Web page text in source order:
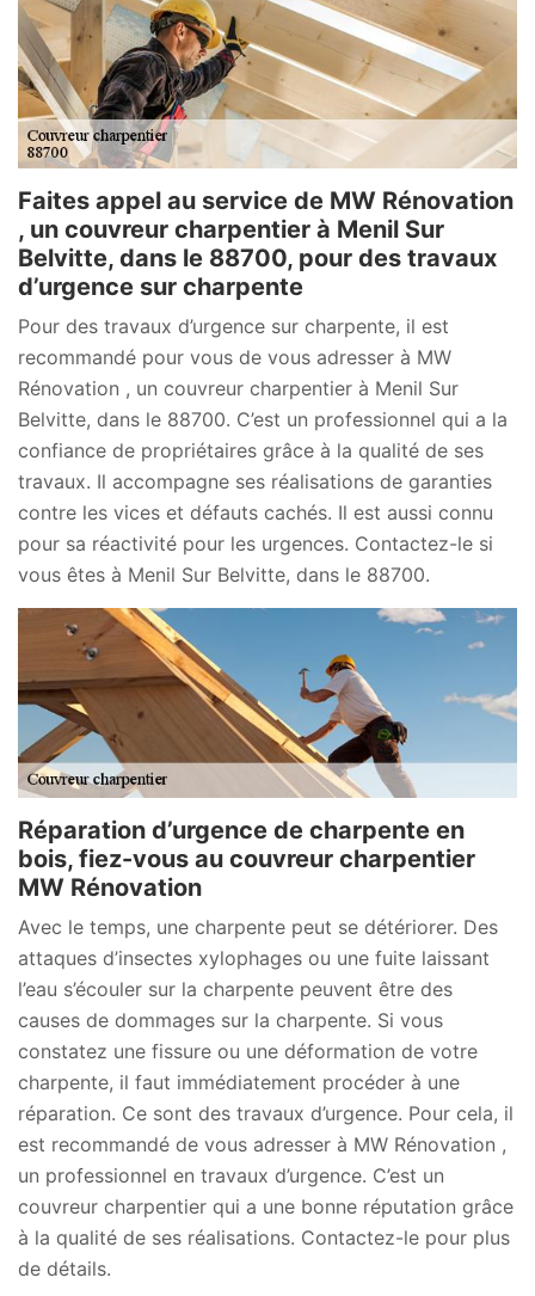
Faites appel au service de MW Rénovation
, un couvreur charpentier à Menil Sur
Belvitte, dans le 88700, pour des travaux
d’urgence sur charpente
Pour des travaux d’urgence sur charpente, il est
recommandé pour vous de vous adresser à MW
Rénovation , un couvreur charpentier à Menil Sur
Belvitte, dans le 88700. C’est un professionnel qui a la
confiance de propriétaires grâce à la qualité de ses
travaux. Il accompagne ses réalisations de garanties
contre les vices et défauts cachés. Il est aussi connu
pour sa réactivité pour les urgences. Contactez-le si
vous êtes à Menil Sur Belvitte, dans le 88700.
Réparation d’urgence de charpente en
bois, fiez-vous au couvreur charpentier
MW Rénovation
Avec le temps, une charpente peut se détériorer. Des
attaques d’insectes xylophages ou une fuite laissant
l’eau s’écouler sur la charpente peuvent être des
causes de dommages sur la charpente. Si vous
constatez une fissure ou une déformation de votre
charpente, il faut immédiatement procéder à une
réparation. Ce sont des travaux d’urgence. Pour cela, il
est recommandé de vous adresser à MW Rénovation ,
un professionnel en travaux d’urgence. C’est un
couvreur charpentier qui a une bonne réputation grâce
à la qualité de ses réalisations. Contactez-le pour plus
de détails.